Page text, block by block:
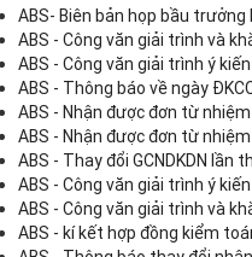
ABS- Biên bản họp bầu
ABS - Công văn giải trình và
ABS - Công văn giải trình ý
ABS - Thông báo về ngày
ABS - Nhận được đơn từ
ABS - Nhận được đơn từ
ABS - Thay đổi GCNDKDN lần
ABS - Công văn giải trình ý
ABS - Công văn giải trình và
ABS - kí kết hợp đồng kiểm